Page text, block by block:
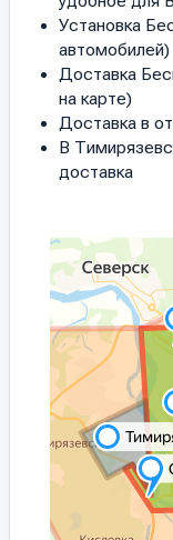
Установка
автомобилей)
Доставка
на карте)
Доставка в
В
доставка